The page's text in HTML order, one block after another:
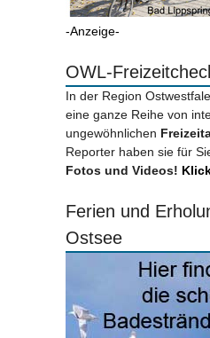
-Anzeige-
OWL-
In der Region
eine ganze Reihe von
ungewöhnlichen
Reporter haben sie für
Fotos und Videos!
Ferien und
Ostsee